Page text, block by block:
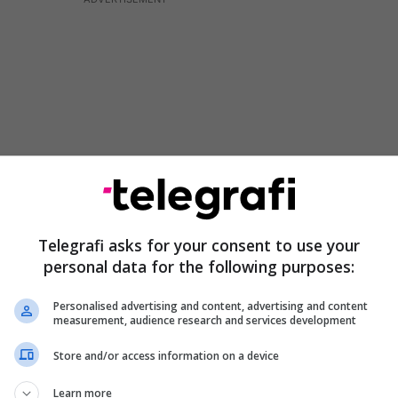
të gjithë mbushim këtu.
mirë, gëlqere nuk ka. Kur të mbushesh çajnikun
ky, ja largon gëlqeren. Kur bie shi del I turbullt,
Që dhjetë vjet, madje 20 vjet, kemi shkuar atje në
Telegrafi asks for your consent to use your
personal data for the following purposes:
Personalised advertising and content, advertising and content
measurement, audience research and services development
Store and/or access information on a device
Learn more